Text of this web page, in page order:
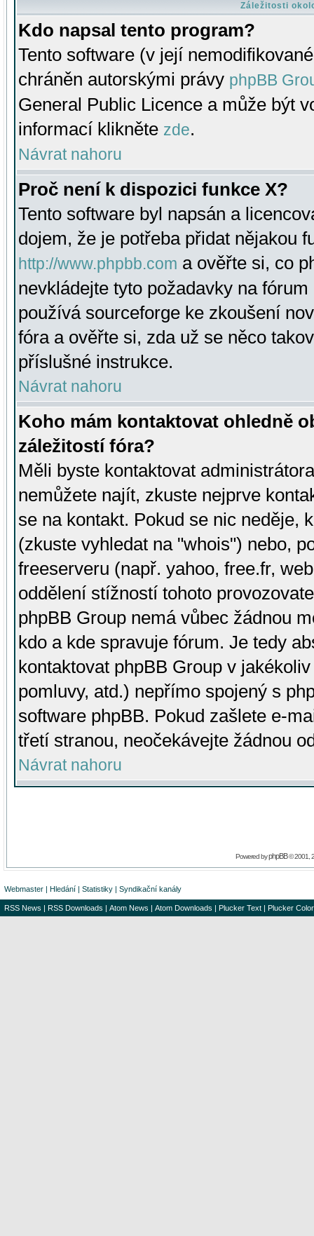
Záležitosti
Kdo napsal tento program?
Tento software (v její
chráněn autorskými právy phpBB
General Public Licence a může být
informací klikněte zde.
Návrat nahoru
Proč není k dispozici funkce X?
Tento software byl napsán a
dojem, že je potřeba přidat nějakou
http://www.phpbb.com a ověřte si, co
nevkládejte tyto požadavky na
používá sourceforge ke zkoušení
fóra a ověřte si, zda už se něco
příslušné instrukce.
Návrat nahoru
Koho mám kontaktovat ohledně
záležitostí fóra?
Měli byste kontaktovat
nemůžete najít, zkuste nejprve
se na kontakt. Pokud se nic neděje,
(zkuste vyhledat na "whois") nebo,
freeserveru (např. yahoo, free.fr,
oddělení stížností tohoto
phpBB Group nemá vůbec žádnou
kdo a kde spravuje fórum. Je tedy
kontaktovat phpBB Group v
pomluvy, atd.) nepřímo spojený s
software phpBB. Pokud zašlete e-
třetí stranou, neočekávejte žádnou
Návrat nahoru
Powered byphpBB© 2001,
Webmaster | Hledání | Statistiky | Syndikační kanály
RSS News | RSS Downloads | Atom News | Atom Downloads | Plucker Text | Plucker Color